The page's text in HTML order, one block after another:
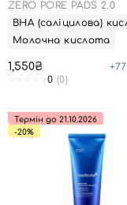
ZERO PORE PADS 2.0
ВНА (саліцилова)
Молочна кислота
1,550₴ +77
0 (0)
Термін до 21.10.2026
-20%
Номер
Відправляючи
приймаєте умови